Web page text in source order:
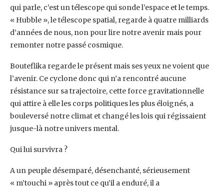
qui parle, c’est un télescope qui sonde l’espace et le temps.
« Hubble », le télescope spatial, regarde à quatre milliards
d’années de nous, non pour lire notre avenir mais pour
remonter notre passé cosmique.
Bouteflika regarde le présent mais ses yeux ne voient que
l’avenir. Ce cyclone donc qui n’a rencontré aucune
résistance sur sa trajectoire, cette force gravitationnelle
qui attire à elle les corps politiques les plus éloignés, a
bouleversé notre climat et changé les lois qui régissaient
jusque-là notre univers mental.
Qui lui survivra ?
A un peuple désemparé, désenchanté, sérieusement
« m’touchi » après tout ce qu’il a enduré, il a